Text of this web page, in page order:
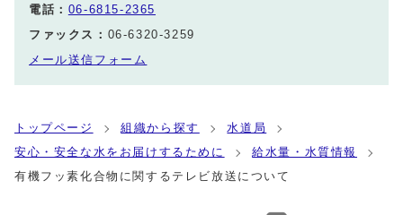
電話： 06-6815-2365
ファックス： 06-6320-3259
メール送信フォーム
トップページ 組織から探す
水道局
安心・安全な水をお届けするために
給水量・水質情報
有機フッ素化合物に関するテレビ放送について